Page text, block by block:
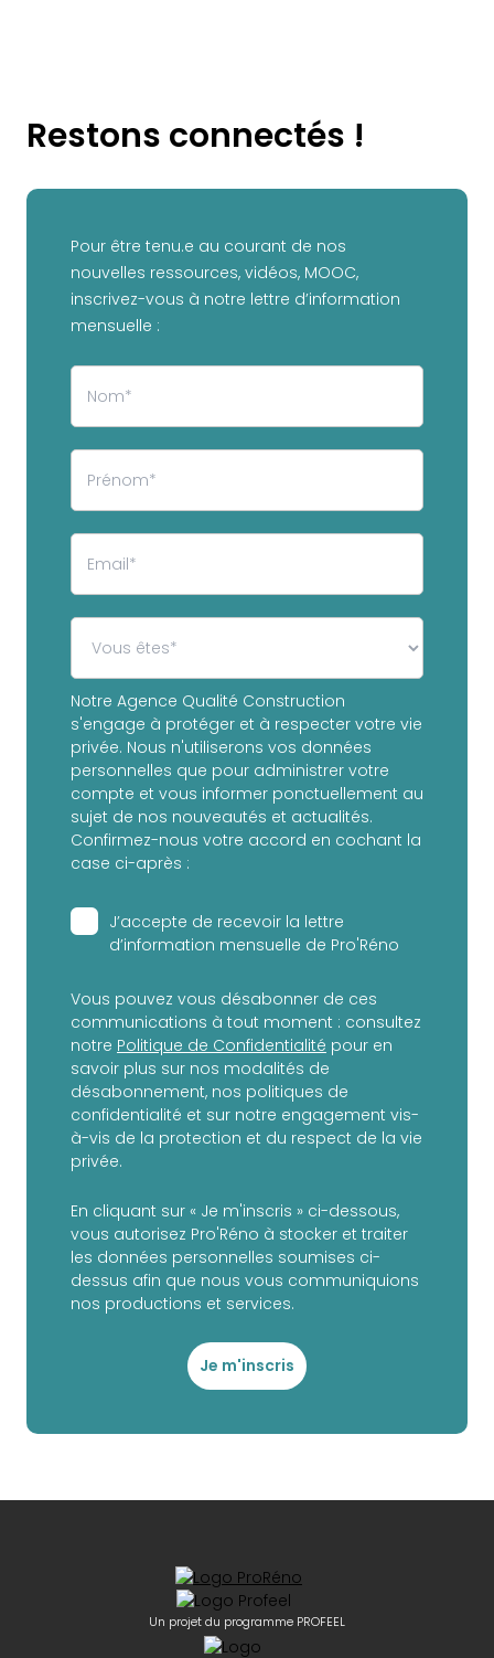
Restons connectés !
Pour être tenu.e au courant de nos
nouvelles ressources, vidéos, MOOC,
inscrivez-vous à notre lettre d’information
mensuelle :
Notre Agence Qualité Construction
s'engage à protéger et à respecter votre vie
privée. Nous n'utiliserons vos données
personnelles que pour administrer votre
compte et vous informer ponctuellement au
sujet de nos nouveautés et actualités.
Confirmez-nous votre accord en cochant la
case ci-après :
J’accepte de recevoir la lettre
d’information mensuelle de Pro'Réno
Vous pouvez vous désabonner de ces
communications à tout moment : consultez
notre Politique de Confidentialité pour en
savoir plus sur nos modalités de
désabonnement, nos politiques de
confidentialité et sur notre engagement vis-
à-vis de la protection et du respect de la vie
privée.
En cliquant sur « Je m'inscris » ci-dessous,
vous autorisez Pro'Réno à stocker et traiter
les données personnelles soumises ci-
dessus afin que nous vous communiquions
nos productions et services.
Je m'inscris
Un projet du programme PROFEEL